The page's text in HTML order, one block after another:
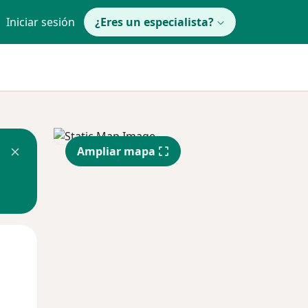
Iniciar sesión ¿Eres un especialista?
Ampliar mapa